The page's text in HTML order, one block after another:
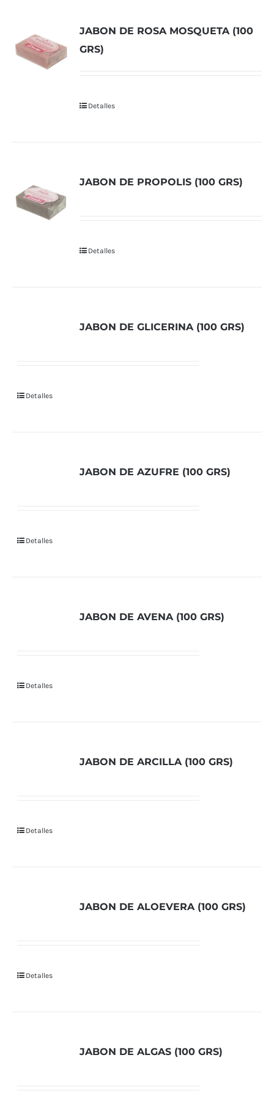
JABON DE ROSA MOSQUETA (100
GRS)
Detalles
JABON DE PROPOLIS (100 GRS)
Detalles
JABON DE GLICERINA (100 GRS)
Detalles
JABON DE AZUFRE (100 GRS)
Detalles
JABON DE AVENA (100 GRS)
Detalles
JABON DE ARCILLA (100 GRS)
Detalles
JABON DE ALOEVERA (100 GRS)
Detalles
JABON DE ALGAS (100 GRS)